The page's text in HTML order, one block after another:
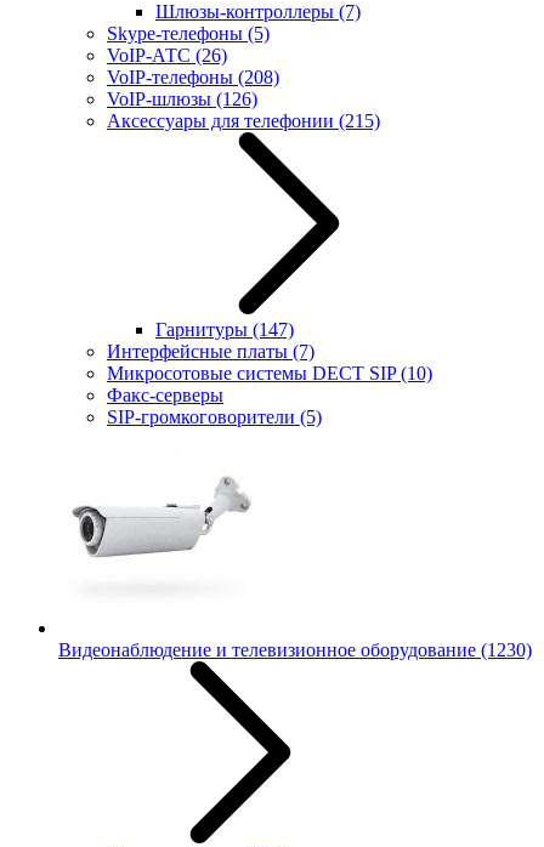
Шлюзы-контроллеры (7)
Skype-телефоны (5)
VoIP-АТС (26)
VoIP-телефоны (208)
VoIP-шлюзы (126)
Аксессуары для телефонии (215)
Гарнитуры (147)
Интерфейсные платы (7)
Микросотовые системы DECT SIP(10)
Факс-серверы
SIP-громкоговорители (5)
Видеонаблюдение и телевизионное оборудование (1230)